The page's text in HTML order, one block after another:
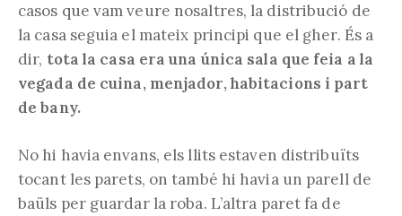
casos que vam veure nosaltres, la distribució de
la casa seguia el mateix principi que el gher. És a
dir, tota la casa era una única sala que feia a la
vegada de cuina, menjador, habitacions i part
de bany.
No hi havia envans, els llits estaven distribuïts
tocant les parets, on també hi havia un parell de
baüls per guardar la roba. L’altra paret fa de